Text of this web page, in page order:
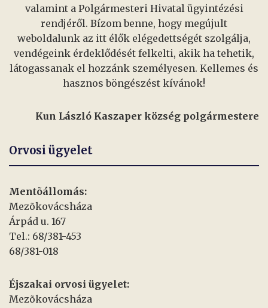
valamint a Polgármesteri Hivatal ügyintézési
rendjéről. Bízom benne, hogy megújult
weboldalunk az itt élők elégedettségét szolgálja,
vendégeink érdeklődését felkelti, akik ha tehetik,
látogassanak el hozzánk személyesen. Kellemes és
hasznos böngészést kívánok!
Kun László Kaszaper község polgármestere
Orvosi ügyelet
Mentõállomás:
Mezõkovácsháza
Árpád u. 167
Tel.: 68/381-453
68/381-018
Éjszakai orvosi ügyelet:
Mezõkovácsháza